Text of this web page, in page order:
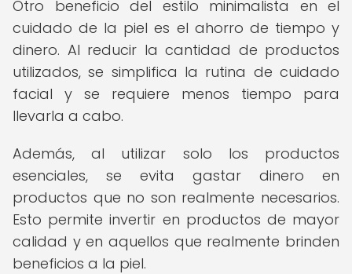
Otro beneficio del estilo minimalista en el
cuidado de la piel es el ahorro de tiempo y
dinero. Al reducir la cantidad de productos
utilizados, se simplifica la rutina de cuidado
facial y se requiere menos tiempo para
llevarla a cabo.
Además, al utilizar solo los productos
esenciales, se evita gastar dinero en
productos que no son realmente necesarios.
Esto permite invertir en productos de mayor
calidad y en aquellos que realmente brinden
beneficios a la piel.